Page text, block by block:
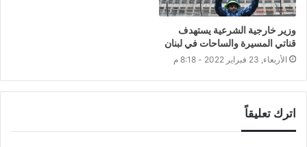
وزير خارجية الشرعية يستهدف
قناتي المسيرة والساحات في لبنان
الأربعاء, 23 فبراير 2022 - 8:18 م
اترك تعليقاً